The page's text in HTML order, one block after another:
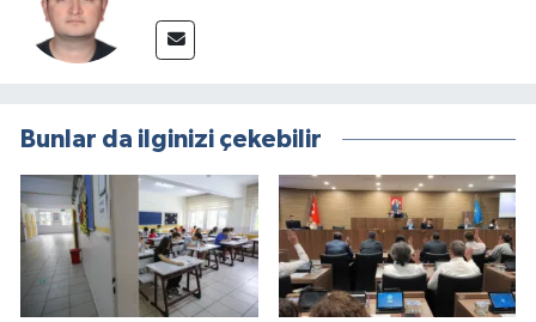
Bunlar da ilginizi çekebilir